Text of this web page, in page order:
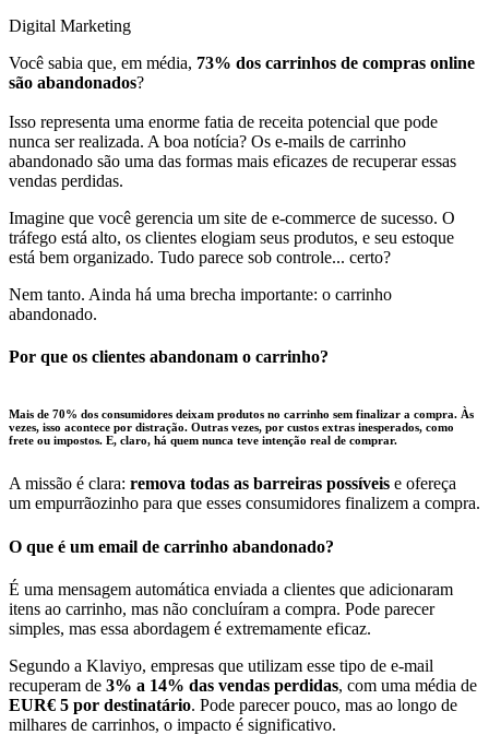
Digital Marketing
Você sabia que, em média, 73% dos carrinhos de compras online
são abandonados?
Isso representa uma enorme fatia de receita potencial que pode
nunca ser realizada. A boa notícia? Os e-mails de carrinho
abandonado são uma das formas mais eficazes de recuperar essas
vendas perdidas.
Imagine que você gerencia um site de e-commerce de sucesso. O
tráfego está alto, os clientes elogiam seus produtos, e seu estoque
está bem organizado. Tudo parece sob controle... certo?
Nem tanto. Ainda há uma brecha importante: o carrinho
abandonado.
Por que os clientes abandonam o carrinho?
Mais de 70% dos consumidores deixam produtos no carrinho sem finalizar a compra. Às
vezes, isso acontece por distração. Outras vezes, por custos extras inesperados, como
frete ou impostos. E, claro, há quem nunca teve intenção real de comprar.
A missão é clara: remova todas as barreiras possíveis e ofereça
um empurrãozinho para que esses consumidores finalizem a compra.
O que é um email de carrinho abandonado?
É uma mensagem automática enviada a clientes que adicionaram
itens ao carrinho, mas não concluíram a compra. Pode parecer
simples, mas essa abordagem é extremamente eficaz.
Segundo a Klaviyo, empresas que utilizam esse tipo de e-mail
recuperam de 3% a 14% das vendas perdidas, com uma média de
EUR€ 5 por destinatário. Pode parecer pouco, mas ao longo de
milhares de carrinhos, o impacto é significativo.